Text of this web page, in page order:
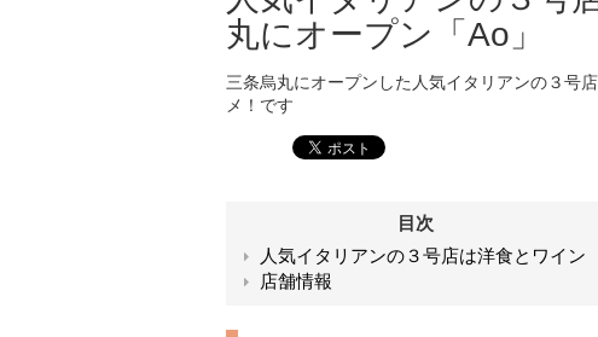
丸にオープン「Ao」
三条烏丸にオープンした人気イタリアンの３号
メ！です
目次
人気イタリアンの３号店は洋食とワイン
店舗情報